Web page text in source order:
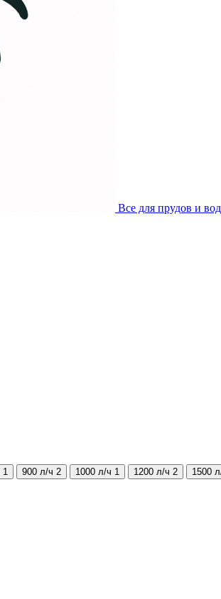
Все для прудов и
1 900 л/ч 2 1000 л/ч 1 1200 л/ч 2 1500